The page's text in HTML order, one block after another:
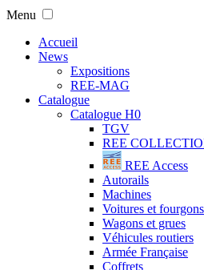
Menu
Accueil
News
Expositions
REE-MAG
Catalogue
Catalogue H0
TGV
REE
REE Access
Autorails
Machines
Voitures et fourgons
Wagons et grues
Véhicules routiers
Armée Française
Coffrets